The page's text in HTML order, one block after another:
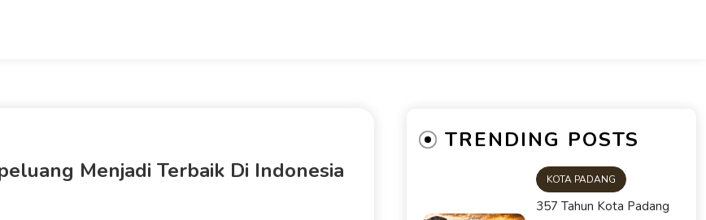
Menjadi Terbaik Di Indonesia
TRENDING POSTS
KOTA PADANG
357 Tahun Kota Padang